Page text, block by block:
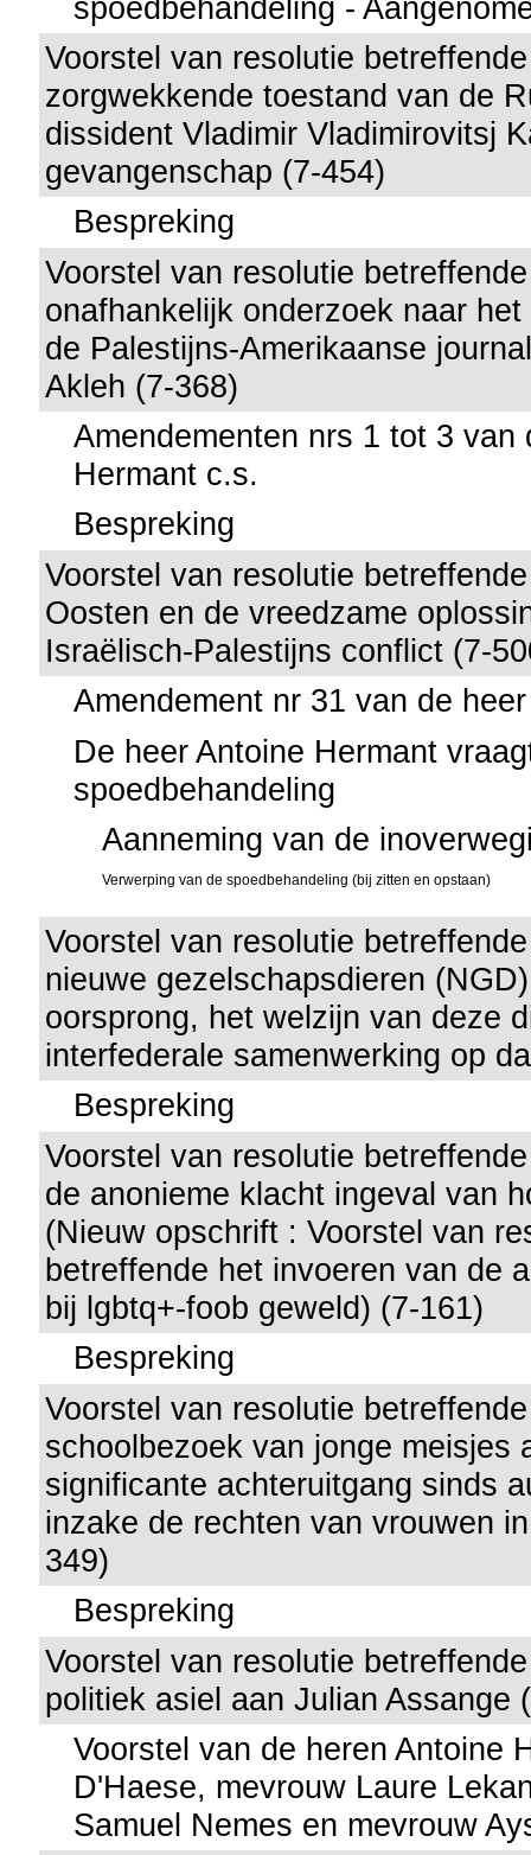
spoedbehandeling -
Voorstel van resolutie
zorgwekkende toestand van de
dissident Vladimir Vladimirovitsj
gevangenschap (7-454)
Bespreking
Voorstel van resolutie
onafhankelijk onderzoek naar
de Palestijns-Amerikaanse
Akleh (7-368)
Amendementen nrs 1 tot 3 van
Hermant c.s.
Bespreking
Voorstel van resolutie
Oosten en de vreedzame
Israëlisch-Palestijns conflict (7-
Amendement nr 31 van de
De heer Antoine Hermant
spoedbehandeling
Aanneming van de
Verwerping van de spoedbehandeling (bij zitten en opstaan)
Voorstel van resolutie
nieuwe gezelschapsdieren
oorsprong, het welzijn van deze
interfederale samenwerking op
Bespreking
Voorstel van resolutie
de anonieme klacht ingeval van
(Nieuw opschrift : Voorstel van
betreffende het invoeren van de
bij lgbtq+-foob geweld) (7-161)
Bespreking
Voorstel van resolutie
schoolbezoek van jonge meisjes
significante achteruitgang sinds
inzake de rechten van vrouwen
349)
Bespreking
Voorstel van resolutie
politiek asiel aan Julian Assange
Voorstel van de heren Antoine
D'Haese, mevrouw Laure
Samuel Nemes en mevrouw